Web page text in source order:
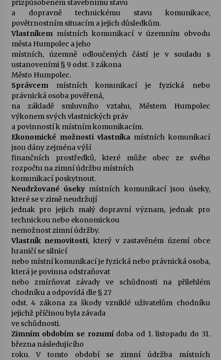
přizpůsobeném stavebnímu stavu
a dopravně technickému stavu komunikace,
povětrnostním situacím a jejich důsledkům.
Vlastníkem místních komunikací v územním obvodu
města Humpolec a jeho
místních, územně odloučených částí je v souladu s
ustanoveními § 9 odst. 3 zákona
Město Humpolec.
Správcemmístních komunikací je fyzická nebo
právnická osoba pověřená,
na základě smluvního vztahu, Městem Humpolec
výkonem svých vlastnických práv
a povinností k místním komunikacím.
Ekonomické možnosti vlastníkamístních komunikací
jsou dány zejména výší
finančních prostředků, které může obec ze svého
rozpočtu na zimní údržbu místních
komunikací poskytnout.
Neudržované úsekymístních komunikací jsou úseky,
které se v zimě neudržují
jednak pro jejich malý dopravní význam, jednak pro
technickou nebo ekonomickou
nemožnost zimní údržby.
Vlastník nemovitosti, který v zastavěném území obce
hraničí se silnicí
nebo místní komunikací je fyzická nebo právnická osoba,
která je povinna odstraňovat
nebo zmírňovat závady ve schůdnosti na přilehlém
chodníku a odpovídá dle § 27
odst. 4 zákona za škody vzniklé uživatelům chodníku
jejichž příčinou byla závada
ve schůdnosti.
Zimním obdobím se rozumí doba od 1. listopadu do 31.
března následujícího
roku. V tomto období se zimní údržba místních